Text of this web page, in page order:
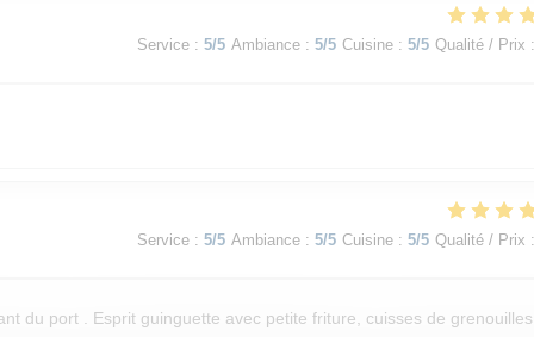
Service: 5/5 Ambiance: 5/5 Cuisine: 5/5 Qualité / Prix :
Service: 5/5 Ambiance: 5/5 Cuisine: 5/5 Qualité / Prix :
du port . Esprit guinguette avec petite friture, cuisses de